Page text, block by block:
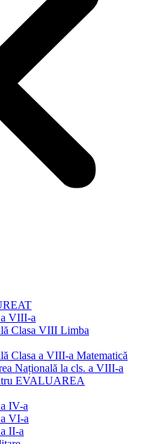
VIII-a
Clasa VIII Limba
Clasa a VIII-a Matematică
Națională la cls. a VIII-a
EVALUAREA
IV-a
VI-a
II-a